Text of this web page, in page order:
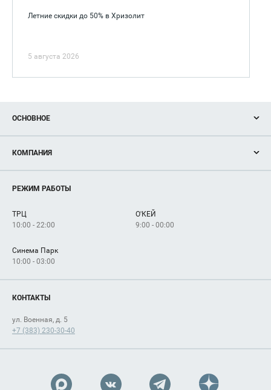
Летние скидки до 50% в Хризолит
5 августа 2026
ОСНОВНОЕ
Новости
Магазины
Услуги
КОМПАНИЯ
Рекламодателям
Как добраться
РЕЖИМ РАБОТЫ
ТРЦ
10:00 - 22:00
О'КЕЙ
9:00 - 00:00
Синема Парк
10:00 - 03:00
КОНТАКТЫ
ул. Военная, д. 5
+7 (383) 230-30-40